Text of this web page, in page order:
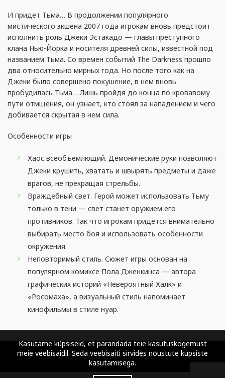
И придет Тьма… В продолжении популярного
мистического экшена 2007 года игрокам вновь предстоит
исполнить роль Джеки Эстакадо — главы преступного
клана Нью-Йорка и носителя древней силы, известной под
названием Тьма. Со времен событий The Darkness прошло
два относительно мирных года. Но после того как на
Джеки было совершено покушение, в нем вновь
пробудилась Тьма… Лишь пройдя до конца по кровавому
пути отмщения, он узнает, кто стоял за нападением и чего
добивается скрытая в нем сила.
Особенности игры
Хаос всеобъемлющий. Демонические руки позволяют
Джеки крушить, хватать и швырять предметы и даже
врагов, не прекращая стрельбы.
Враждебный свет. Герой может использовать Тьму
только в тени — свет станет оружием его
противников. Так что игрокам придется внимательно
выбирать место боя и использовать особенности
окружения.
Неповторимый стиль. Сюжет игры основан на
популярном комиксе Пола Дженкинса — автора
графических историй «Невероятный Халк» и
«Росомаха», а визуальный стиль напоминает
кинофильмы в стиле нуар.
© 2026CDplus. All rights reserved
Kasutame küpsiseid, et parandada teie kasutuskogemust
meie veebisaidil. Seda veebisaiti sirvides nõustute küpsiste
kasutamisega.